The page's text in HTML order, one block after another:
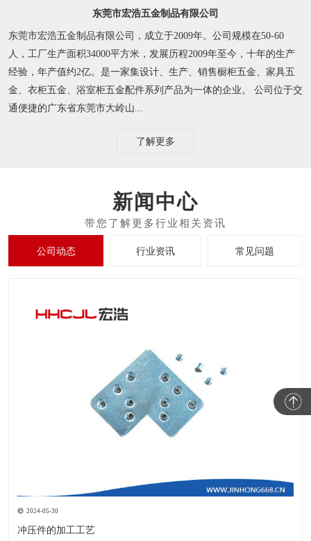
东莞市宏浩五金制品有限公司
东莞市宏浩五金制品有限公司，成立于2009年。公司规模在50-60
人，工厂生产面积34000平方米，发展历程2009年至今，十年的生产
经验，年产值约2亿。是一家集设计、生产、销售橱柜五金、家具五
金、衣柜五金、浴室柜五金配件系列产品为一体的企业。 公司位于交
通便捷的广东省东莞市大岭山...
了解更多
新闻中心
公司动态 行业资讯 常见问题
2024-05-30
冲压件的加工工艺